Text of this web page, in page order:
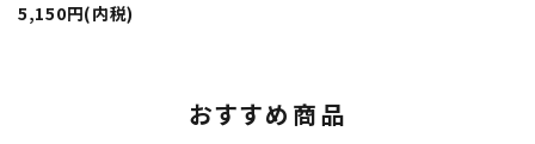
5,150円(内税)
おすすめ商品